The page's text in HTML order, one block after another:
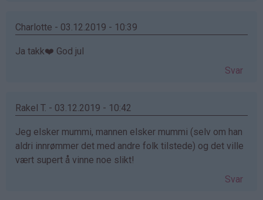
Charlotte - 03.12.2019 - 10:39
Ja takk❤️ God jul
Svar
Rakel T. - 03.12.2019 - 10:42
Jeg elsker mummi, mannen elsker mummi (selv om han
aldri innrømmer det med andre folk tilstede) og det ville
vært supert å vinne noe slikt!
Svar